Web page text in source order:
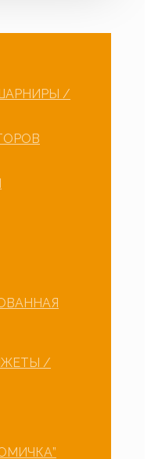
/
/